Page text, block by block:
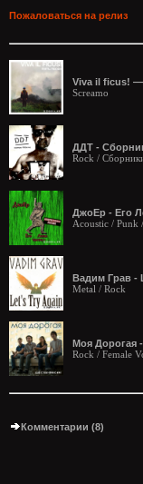
Пожаловаться на релиз
Viva il ficus! —
Screamo
ДДТ -
Rock /
ДжоЕр - Его
Acoustic / Punk
Вадим Грав -
Metal / Rock
Моя Дорогая
Rock / Female
Комментарии (8)